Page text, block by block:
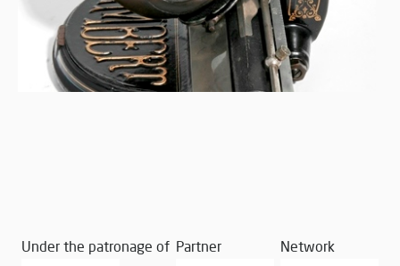
Under the patronage of Partner Network